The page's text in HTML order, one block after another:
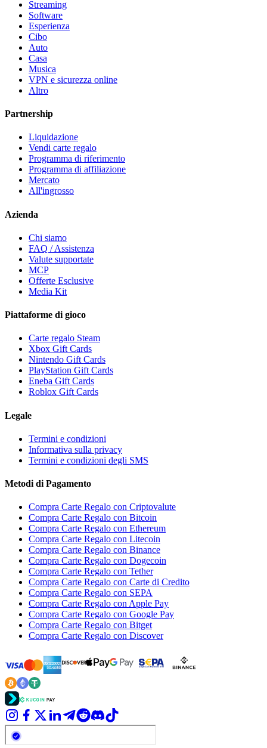
Streaming
Software
Esperienza
Cibo
Auto
Casa
Musica
VPN e sicurezza online
Altro
Partnership
Liquidazione
Vendi carte regalo
Programma di riferimento
Programma di affiliazione
Mercato
All'ingrosso
Azienda
Chi siamo
FAQ / Assistenza
Valute supportate
MCP
Offerte Esclusive
Media Kit
Piattaforme di gioco
Carte regalo Steam
Xbox Gift Cards
Nintendo Gift Cards
PlayStation Gift Cards
Eneba Gift Cards
Roblox Gift Cards
Legale
Termini e condizioni
Informativa sulla privacy
Termini e condizioni degli SMS
Metodi di Pagamento
Compra Carte Regalo con Criptovalute
Compra Carte Regalo con Bitcoin
Compra Carte Regalo con Ethereum
Compra Carte Regalo con Litecoin
Compra Carte Regalo con Binance
Compra Carte Regalo con Dogecoin
Compra Carte Regalo con Tether
Compra Carte Regalo con Carte di Credito
Compra Carte Regalo con SEPA
Compra Carte Regalo con Apple Pay
Compra Carte Regalo con Google Pay
Compra Carte Regalo con Bitget
Compra Carte Regalo con Discover